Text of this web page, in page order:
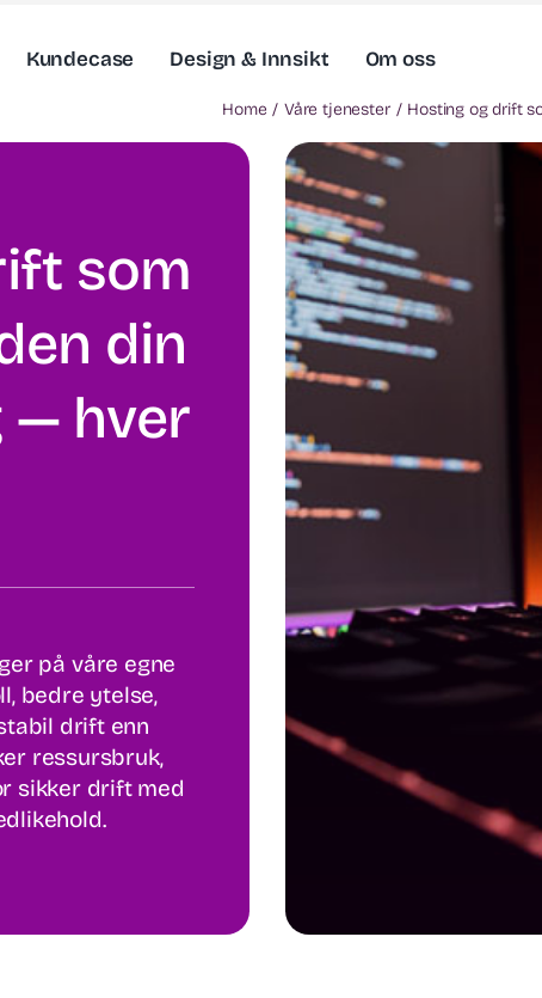
Kundecase Design & Innsikt Om oss
Home Våre tjenester Hosting og drift
som
din
— hver
på våre egne
bedre ytelse,
drift enn
ressursbruk,
sikker drift med